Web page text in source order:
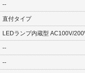
--
直付タイプ
LEDランプ内蔵型 AC100V/
--
--